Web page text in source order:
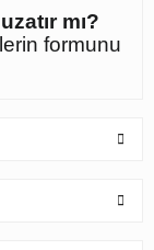
mı?
formunu